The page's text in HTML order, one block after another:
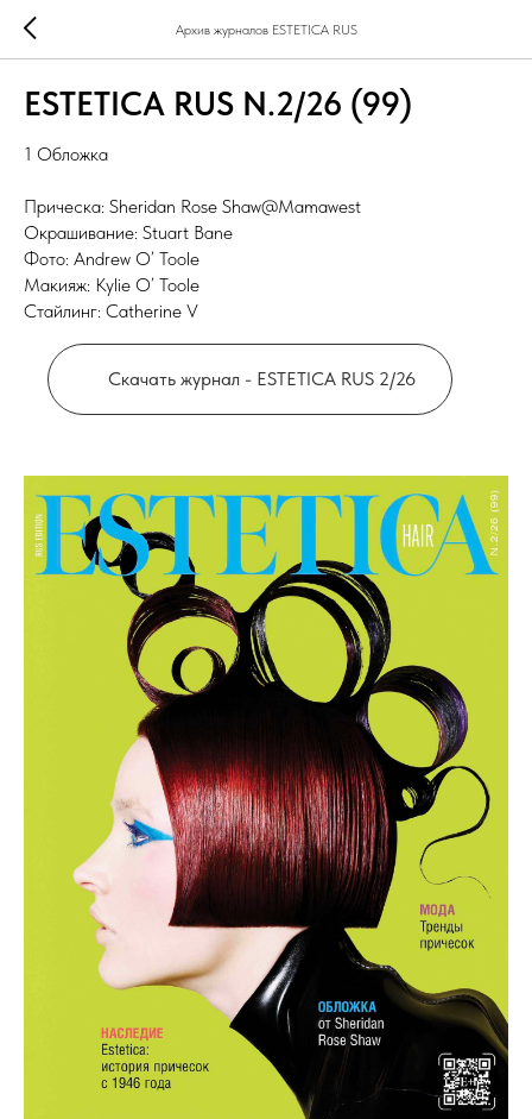
Архив журналов ESTETICA RUS
ESTETICA RUS N.2/26 (99)
1 Обложка
Прическа: Sheridan Rose Shaw@Mamawest
Окрашивание: Stuart Bane
Фото: Andrew O’ Toole
Макияж: Kylie O’ Toole
Стайлинг: Catherine V
Скачать журнал - ESTETICA RUS 2/26